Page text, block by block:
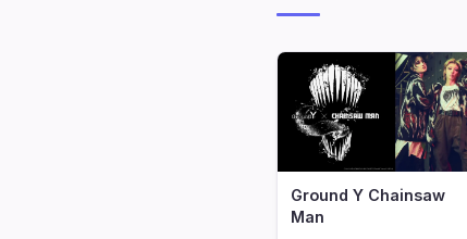
Ground Y Chainsaw
Man